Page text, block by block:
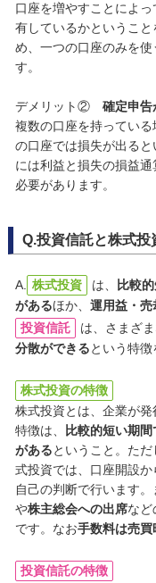
口座を増やすことによ
有しているかというこ
め、一つの口座のみを
す。
デメリット② 確定申告
複数の口座を持ってい
の口座では損失が出る
には利益と損失の損益
必要があります。
Q.投資信託と株式投
A. 株式投資 は、
比較
があるほか、 運用益・売
投資信託
は、さまざ
分散ができるという特徴
株式投資の特徴
株式投資とは、企業が
特徴は、
比較的短い期
があるということ。た
式投資では、口座開設
自己の判断で行います。
や株主総会への出席など
です。なお手数料は売買
投資信託の特徴